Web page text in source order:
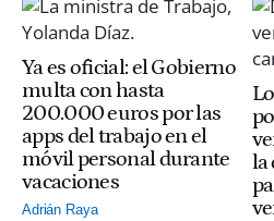
Ya es oficial: el Gobierno
multa con hasta
200.000 euros por las
apps del trabajo en el
móvil personal durante
vacaciones
Adrián Raya
la